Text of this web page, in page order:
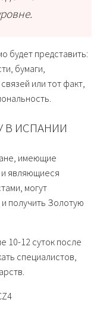
будет представить:
бумаги,
или тот факт,
В ИСПАНИИ
имеющие
являющиеся
могут
получить Золотую
10-12 суток после
специалистов,